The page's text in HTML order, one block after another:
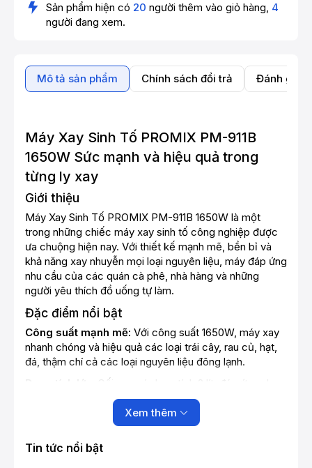
Sản phẩm hiện có 20 người thêm vào giỏ hàng, 4
người đang xem.
Mô tả sản phẩm Chính sách đổi trả Đánh giá
Máy Xay Sinh Tố PROMIX PM-911B
1650W Sức mạnh và hiệu quả trong
từng ly xay
Giới thiệu
Máy Xay Sinh Tố PROMIX PM-911B 1650W là một
trong những chiếc máy xay sinh tố công nghiệp được
ưa chuộng hiện nay. Với thiết kế mạnh mẽ, bền bỉ và
khả năng xay nhuyễn mọi loại nguyên liệu, máy đáp ứng
nhu cầu của các quán cà phê, nhà hàng và những
người yêu thích đồ uống tự làm.
Đặc điểm nổi bật
Công suất mạnh mẽ: Với công suất 1650W, máy xay
nhanh chóng và hiệu quả các loại trái cây, rau củ, hạt,
đá, thậm chí cả các loại nguyên liệu đông lạnh.
cầu xay số lượng lớn nguyên liệu cho các quán ăn, nhà
kế sắc bén và bền bỉ, xay nhuyễn mọi loại nguyên liệu
Xem thêm
Tin tức nổi bật